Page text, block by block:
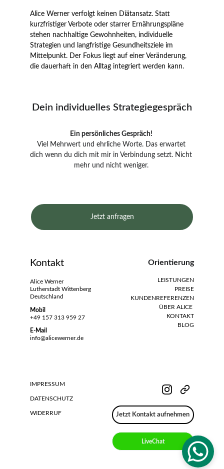
Alice Werner verfolgt keinen Diätansatz. Statt
kurzfristiger Verbote oder starrer Ernährungspläne
stehen nachhaltige Gewohnheiten, individuelle
Strategien und langfristige Gesundheitsziele im
Mittelpunkt. Der Fokus liegt auf einer Veränderung,
die dauerhaft in den Alltag integriert werden kann.
Dein individuelles Strategiegespräch
Ein persönliches Gespräch!
Viel Mehrwert und ehrliche Worte. Das erwartet
dich wenn du dich mit mir in Verbindung setzt. Nicht
mehr und nicht weniger.
Jetzt anfragen
Kontakt
Alice Werner
Lutherstadt Wittenberg
Deutschland
Mobil
+49 157 313 959 27
E-Mail
info@alicewerner.de
IMPRESSUM
DATENSCHUTZ
WIDERRUF
Orientierung
LEISTUNGEN
PREISE
KUNDENREFERENZEN
ÜBER ALICE
KONTAKT
BLOG
Jetzt Kontakt aufnehmen
LiveChat